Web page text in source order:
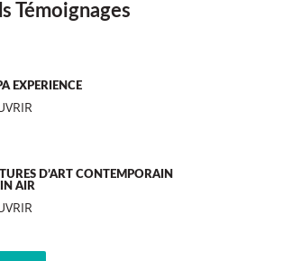
Témoignages
EXPERIENCE
D’ART CONTEMPORAIN
AIR